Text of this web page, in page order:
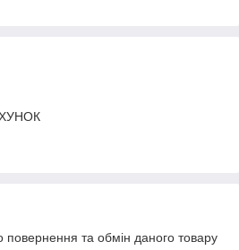
та обмін даного товару